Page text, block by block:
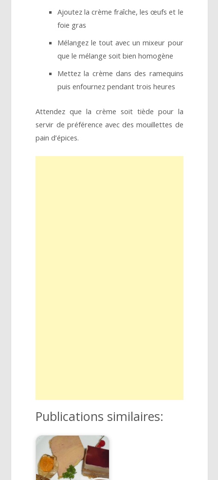
Ajoutez la crème fraîche, les œufs et le
foie gras
Mélangez le tout avec un mixeur pour
que le mélange soit bien homogène
Mettez la crème dans des ramequins
puis enfournez pendant trois heures
Attendez que la crème soit tiède pour la
servir de préférence avec des mouillettes de
pain d’épices.
Publications similaires: